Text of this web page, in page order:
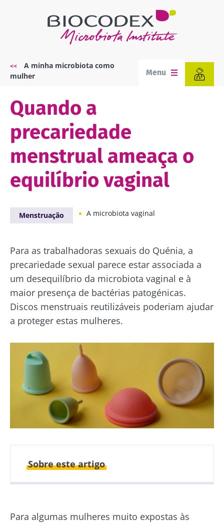
Navegação
estrutural
A minha microbiota como
mulher
Menu
Quando a
precariedade
menstrual ameaça o
equilíbrio vaginal
Menstruação A microbiota vaginal
Para as trabalhadoras sexuais do Quénia, a
precariedade sexual parece estar associada a
um desequilíbrio da microbiota vaginal e à
maior presença de bactérias patogénicas.
Discos menstruais reutilizáveis poderiam ajudar
a proteger estas mulheres.
Sobre este artigo
Para algumas mulheres muito expostas às